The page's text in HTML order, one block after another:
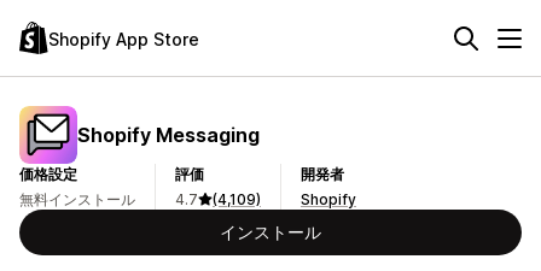
Shopify App Store
Shopify Messaging
価格設定
無料インストール
評価
4.7
(4,109)
開発者
Shopify
インストール